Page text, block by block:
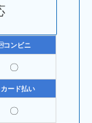
ンビニ
〇
カード払い
〇